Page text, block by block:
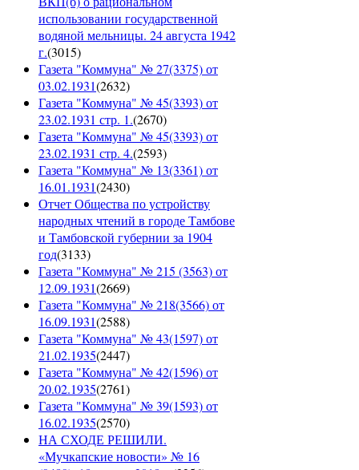
использовании государственной
водяной мельницы. 24 августа 1942
г.(3015)
Газета "Коммуна" № 27(3375) от
03.02.1931(2632)
Газета "Коммуна" № 45(3393) от
23.02.1931 стр. 1.(2670)
Газета "Коммуна" № 45(3393) от
23.02.1931 стр. 4.(2593)
Газета "Коммуна" № 13(3361) от
16.01.1931(2430)
Отчет Общества по устройству
народных чтений в городе Тамбове
и Тамбовской губернии за 1904
год(3133)
Газета "Коммуна" № 215 (3563) от
12.09.1931(2669)
Газета "Коммуна" № 218(3566) от
16.09.1931(2588)
Газета "Коммуна" № 43(1597) от
21.02.1935(2447)
Газета "Коммуна" № 42(1596) от
20.02.1935(2761)
Газета "Коммуна" № 39(1593) от
16.02.1935(2570)
НА СХОДЕ РЕШИЛИ.
«Мучкапские новости» № 16